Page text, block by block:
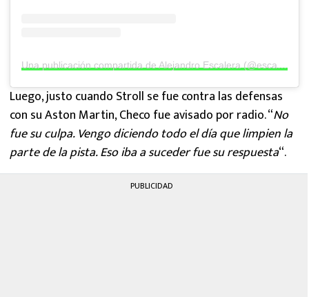
Una publicación compartida de Alejandro Escalera (@escaleraf1)
Luego, justo cuando Stroll se fue contra las defensas
con su Aston Martin, Checo fue avisado por radio. “No
fue su culpa. Vengo diciendo todo el día que limpien la
parte de la pista. Eso iba a suceder fue su respuesta“.
PUBLICIDAD